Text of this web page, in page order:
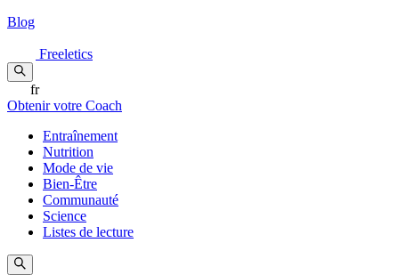
Blog
Freeletics
fr
Obtenir votre Coach
Entraînement
Nutrition
Mode de vie
Bien-Être
Communauté
Science
Listes de lecture